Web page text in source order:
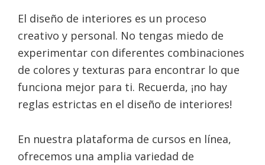
El diseño de interiores es un proceso
creativo y personal. No tengas miedo de
experimentar con diferentes combinaciones
de colores y texturas para encontrar lo que
funciona mejor para ti. Recuerda, ¡no hay
reglas estrictas en el diseño de interiores!
En nuestra plataforma de cursos en línea,
ofrecemos una amplia variedad de